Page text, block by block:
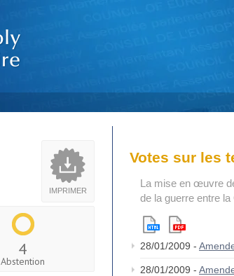
IMPRIMER
4
Abstention
Votes sur les
La mise en œuvre
de la guerre entre
28/01/2009 -
28/01/2009 -